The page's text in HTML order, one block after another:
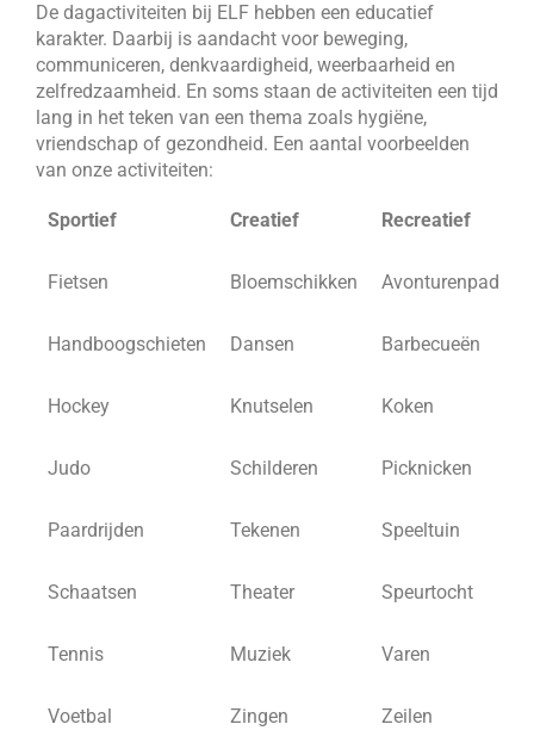
De dagactiviteiten bij ELF hebben een educatief
karakter. Daarbij is aandacht voor beweging,
communiceren, denkvaardigheid, weerbaarheid en
zelfredzaamheid. En soms staan de activiteiten een tijd
lang in het teken van een thema zoals hygiëne,
vriendschap of gezondheid. Een aantal voorbeelden
van onze activiteiten:
Sportief Creatief Recreatief
Fietsen Bloemschikken Avonturenpad
Handboogschieten Dansen Barbecueën
Hockey Knutselen Koken
Judo Schilderen Picknicken
Paardrijden Tekenen Speeltuin
Schaatsen Theater Speurtocht
Tennis Muziek Varen
Voetbal Zingen Zeilen